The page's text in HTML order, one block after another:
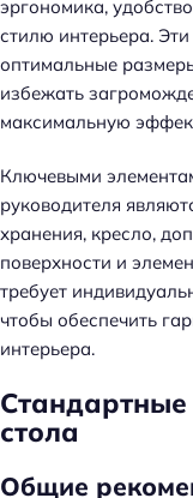
эргономика,
стилю интерьера.
оптимальные
избежать
максимальную
Ключевыми
руководителя
хранения, кресло,
поверхности и
требует
чтобы обеспечить
интерьера.
стола
Общие